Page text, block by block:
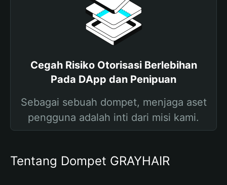
Cegah Risiko Otorisasi Berlebihan
Pada DApp dan Penipuan
Sebagai sebuah dompet, menjaga aset
pengguna adalah inti dari misi kami.
Tentang Dompet GRAYHAIR